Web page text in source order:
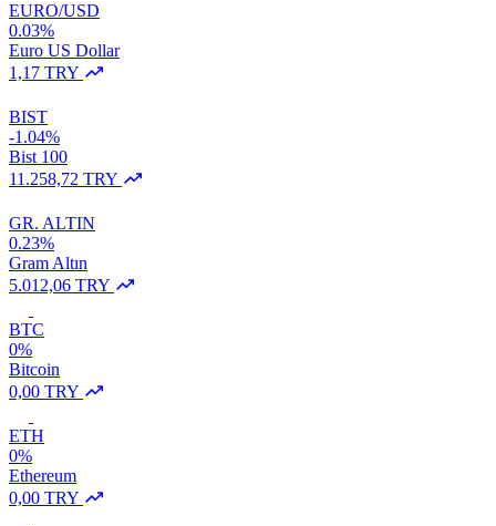
EURO/USD
0.03%
Euro US Dollar
1,17 TRY
BIST
-1.04%
Bist 100
11.258,72 TRY
GR. ALTIN
0.23%
Gram Altın
5.012,06 TRY
BTC
0%
Bitcoin
0,00 TRY
ETH
0%
Ethereum
0,00 TRY